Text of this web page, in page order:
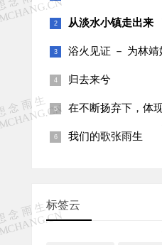
从淡水小镇走出来
浴火见证 － 为林靖
归去来兮
在不断扬弃下，体
我们的歌张雨生
标签云